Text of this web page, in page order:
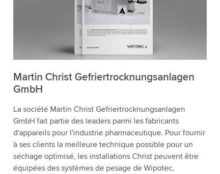
Martin Christ Gefriertrocknungsanlagen
GmbH
La société Martin Christ Gefriertrocknungsanlagen
GmbH fait partie des leaders parmi les fabricants
d'appareils pour l'industrie pharmaceutique. Pour fournir
à ses clients la meilleure technique possible pour un
séchage optimisé, les installations Christ peuvent être
équipées des systèmes de pesage de Wipotec,